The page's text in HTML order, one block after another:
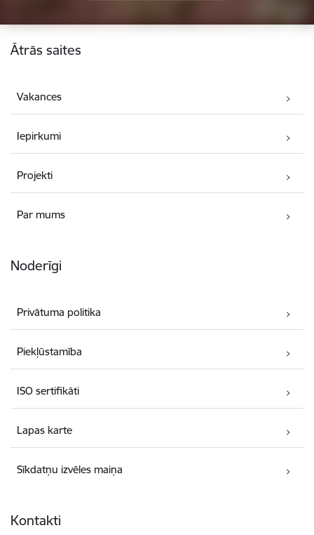
Kājene
Ātrās saites
Vakances
Iepirkumi
Projekti
Par mums
Noderīgi
Privātuma politika
Piekļūstamība
ISO sertifikāti
Lapas karte
Sīkdatņu izvēles maiņa
Kontakti